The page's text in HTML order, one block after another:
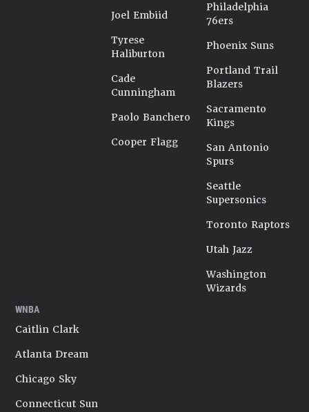
Joel Embiid
Tyrese
Haliburton
Cade
Cunningham
Paolo Banchero
Cooper Flagg
Philadelphia
76ers
Phoenix Suns
Portland Trail
Blazers
Sacramento
Kings
San Antonio
Spurs
Seattle
Supersonics
Toronto Raptors
Utah Jazz
Washington
Wizards
WNBA
Caitlin Clark
Atlanta Dream
Chicago Sky
Connecticut Sun